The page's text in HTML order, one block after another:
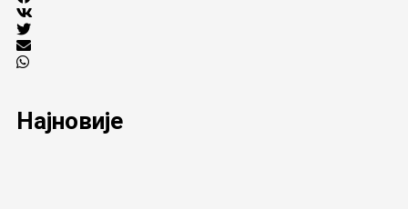
Најновије